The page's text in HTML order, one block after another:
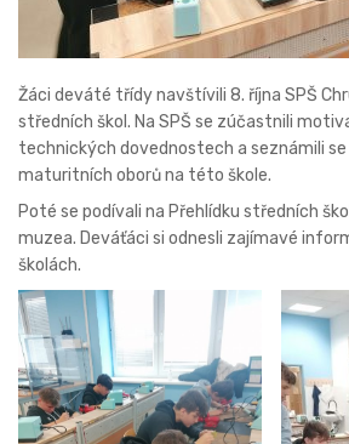
Žáci deváté třídy navštívili 8. října SPŠ
středních škol. Na SPŠ se zúčastnili
technických dovednostech a seznámili se
maturitních oborů na této škole.
Poté se podívali na Přehlídku středních
muzea. Deváťáci si odnesli zajímavé
školách.